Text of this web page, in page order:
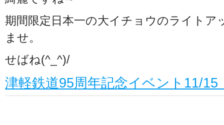
期間限定日本一の大イチョウのライトア
ませ。
せばね(^_^)/
津軽鉄道95周年記念イベント11/15